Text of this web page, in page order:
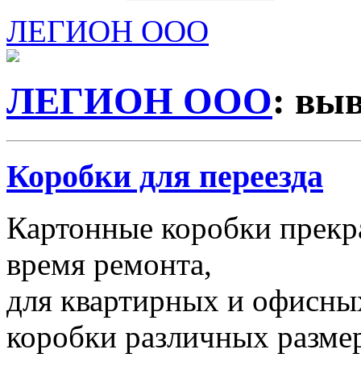
ЛЕГИОН ООО
ЛЕГИОН ООО:
Коробки для переезда
Картонные коробки
время ремонта,
для квартирных и
коробки различных